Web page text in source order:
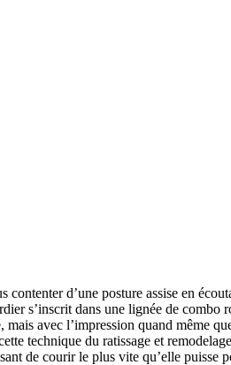
contenter d’une posture assise en
s’inscrit dans une lignée de
avec l’impression quand même
technique du ratissage et
de courir le plus vite qu’elle puisse